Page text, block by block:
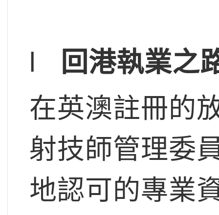
l
回港執業之
在英澳註冊的
射技師管理委
地認可的專業